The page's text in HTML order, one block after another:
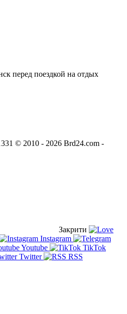
перед поездкой на отдых
© 2010 - 2026 Brd24.com -
Закрити
Instagram
Youtube
TikTok
Twitter RSS